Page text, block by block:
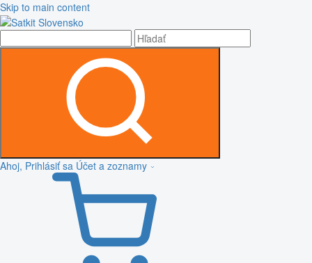
Skip to main content
Ahoj, Prihlásiť sa Účet a zoznamy